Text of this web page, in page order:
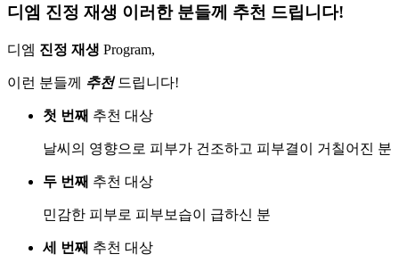
디엠 진정 재생 이러한 분들께 추천 드립니다!
디엠 진정 재생 Program,
이런 분들께 추천드립니다!
첫 번째 추천 대상
날씨의 영향으로 피부가 건조하고 피부결이 거칠어진 분
두 번째 추천 대상
민감한 피부로 피부보습이 급하신 분
세 번째 추천 대상